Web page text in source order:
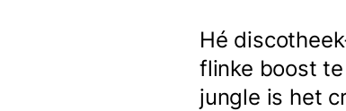
Hé
flinke boost
jungle is het